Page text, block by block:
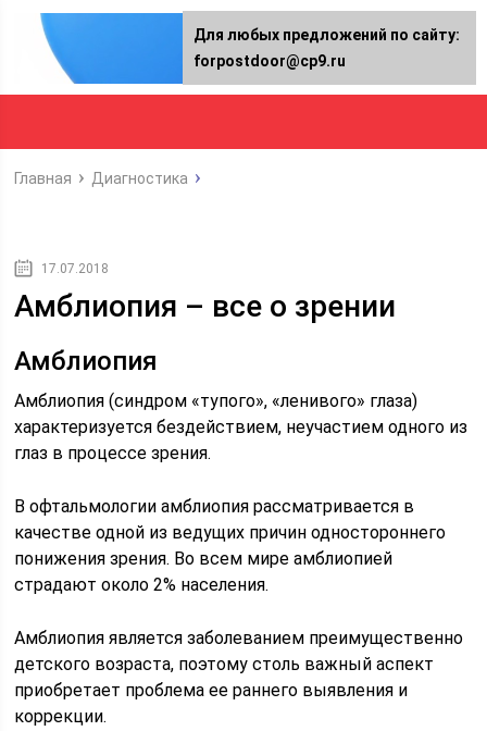
Главная Диагностика
17.07.2018
Амблиопия – все о зрении
Амблиопия
Амблиопия (синдром «тупого», «ленивого» глаза)
характеризуется бездействием, неучастием одного из
глаз в процессе зрения.
В офтальмологии амблиопия рассматривается в
качестве одной из ведущих причин одностороннего
понижения зрения. Во всем мире амблиопией
страдают около 2% населения.
Амблиопия является заболеванием преимущественно
детского возраста, поэтому столь важный аспект
приобретает проблема ее раннего выявления и
коррекции.
Для любых предложений по сайту:
forpostdoor@cp9.ru